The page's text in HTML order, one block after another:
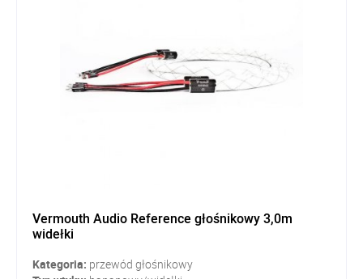
Vermouth Audio Reference głośnikowy 3,0m
widełki
Kategoria: przewód głośnikowy